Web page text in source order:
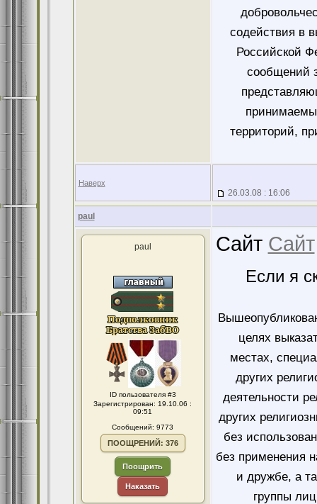
содействия в
Российской
сообщений
территорий,
Наверх
26.03.08 : 16:06
paul
paul
ID пользователя #3
Зарегистрирован: 19.10.06 :
09:51
Сообщений: 9773
ПООЩРЕНИЙ: 376
Поощрить
Наказать
Сайт Сайт
Если я
целях
местах,
других
деятельности
других
без
без применения
и дружбе, а
группы